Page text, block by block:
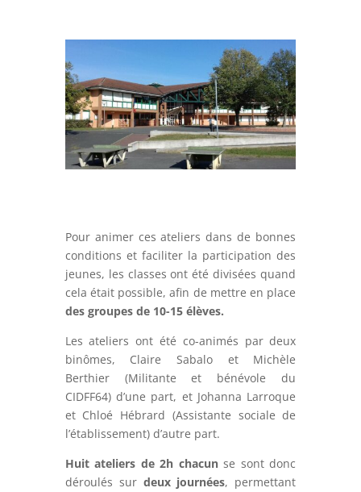
Pour animer ces ateliers dans de bonnes
conditions et faciliter la participation des
jeunes, les classes ont été divisées quand
cela était possible, afin de mettre en place
des groupes de 10-15 élèves.
Les ateliers ont été co-animés par deux
binômes, Claire Sabalo et Michèle
Berthier (Militante et bénévole du
CIDFF64) d’une part, et Johanna Larroque
et Chloé Hébrard (Assistante sociale de
l’établissement) d’autre part.
Huit ateliers de 2h chacunse sont donc
déroulés sur deux journées, permettant